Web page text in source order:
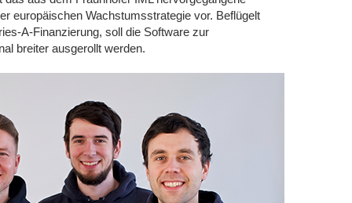
für die Energiewende zu sichern:
über 65.000 installierten Systemen der Platzhirsch
kooperieren stark mit großen dynamischen
Ökostrom-Versorger mit eigenen Messstellen-
europäischen Wachstumsstrategie vor. Beflügelt
A-Finanzierung, soll die Software zur
breiter ausgerollt werden.